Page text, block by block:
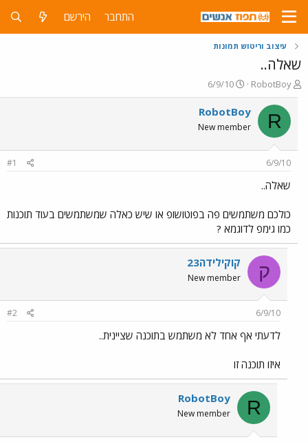
התחבר הירשם
עיצוב וריטוש תמונות
שאלה..
פ
ו
ת
ח
ה
ו
ש
א
RobotBoy
פ
ו
ר
ם
6/9/10
R
RobotBoy
New member
6/9/10
#1
שאלה..
כולכם משתמשים פה בפוטושופ או שיש כאלה שמשתמשים בעוד תוכנות
כמו גימפ לדוגמא ?
ק קוקילידה23
New member
6/9/10
#2
לדעתי אף אחד לא משתמש בתוכנה שציינית..
איזו תוכנה זו
R
RobotBoy
New member